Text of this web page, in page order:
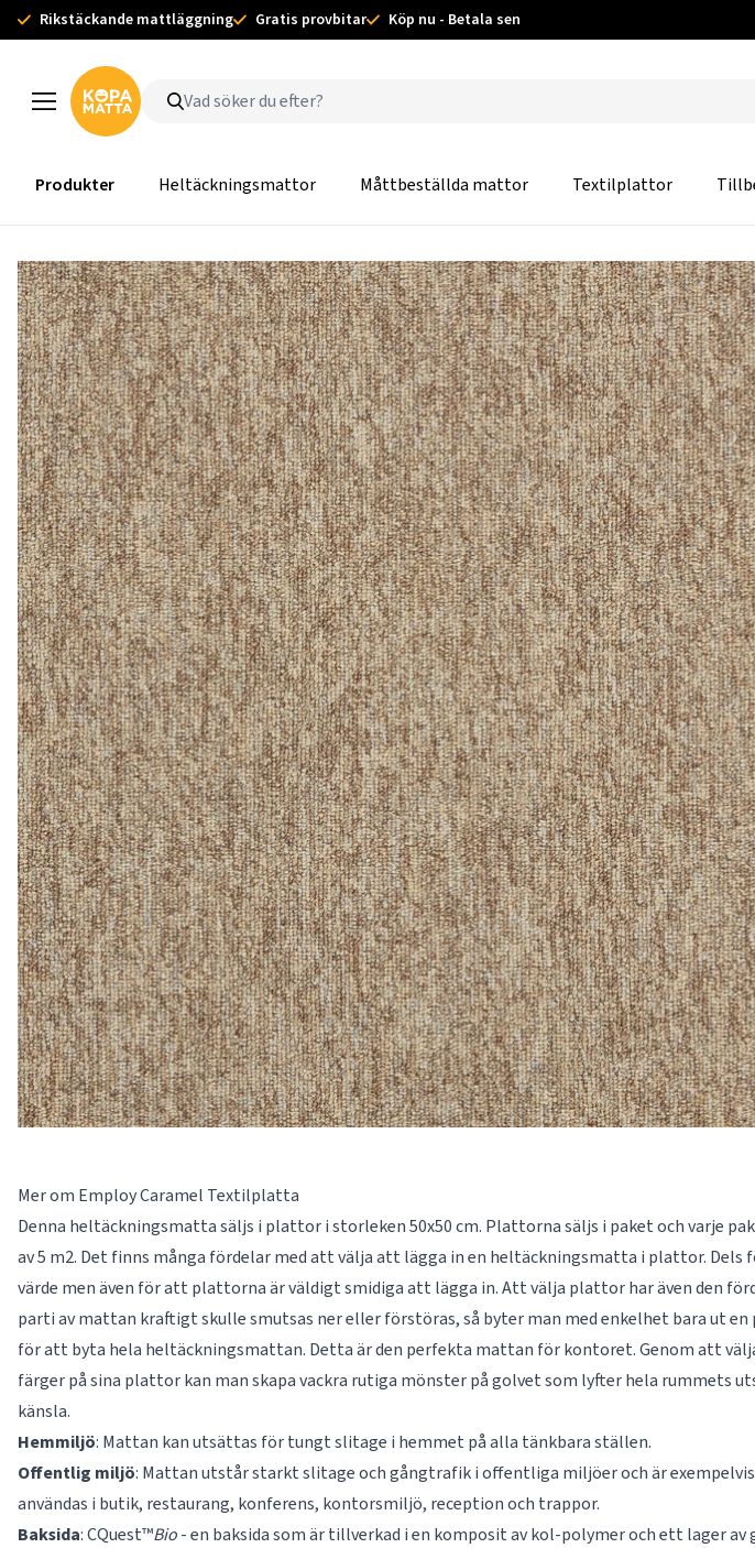
Rikstäckande mattläggning Gratis provbitar Köp nu - Betala sen
Produkter Heltäckningsmattor Måttbeställda mattor Textilplattor
Mer om Employ Caramel Textilplatta
Denna heltäckningsmatta säljs i plattor i storleken 50x50 cm. Plattorna säljs i paket och varje
av 5 m2. Det finns många fördelar med att välja att lägga in en heltäckningsmatta i plattor. Dels
värde men även för att plattorna är väldigt smidiga att lägga in. Att välja plattor har även den
parti av mattan kraftigt skulle smutsas ner eller förstöras, så byter man med enkelhet bara ut
för att byta hela heltäckningsmattan. Detta är den perfekta mattan för kontoret. Genom att
färger på sina plattor kan man skapa vackra rutiga mönster på golvet som lyfter hela rummets
känsla.
Hemmiljö: Mattan kan utsättas för tungt slitage i hemmet på alla tänkbara ställen.
Offentlig miljö: Mattan utstår starkt slitage och gångtrafik i offentliga miljöer och är
användas i butik, restaurang, konferens, kontorsmiljö, reception och trappor.
Baksida: CQuest™Bio- en baksida som är tillverkad i en komposit av kol-polymer och ett lager av